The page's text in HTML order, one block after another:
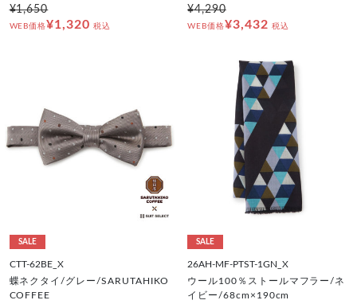
¥1,650
WEB価格¥1,320 税込
¥4,290
WEB価格¥3,432 税込
SALE
CTT-62BE_X
蝶ネクタイ/グレー/SARUTAHIKO
COFFEE
SALE
26AH-MF-PTST-1GN_X
ウール100％ストールマフラー/ネ
イビー/68cm×190cm